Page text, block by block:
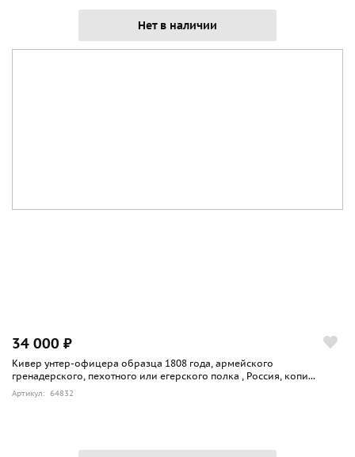
Нет в наличии
34 000 ₽
Кивер унтер-офицера образца 1808 года, армейского
гренадерского, пехотного или егерского полка , Россия, копи...
Артикул: 64832